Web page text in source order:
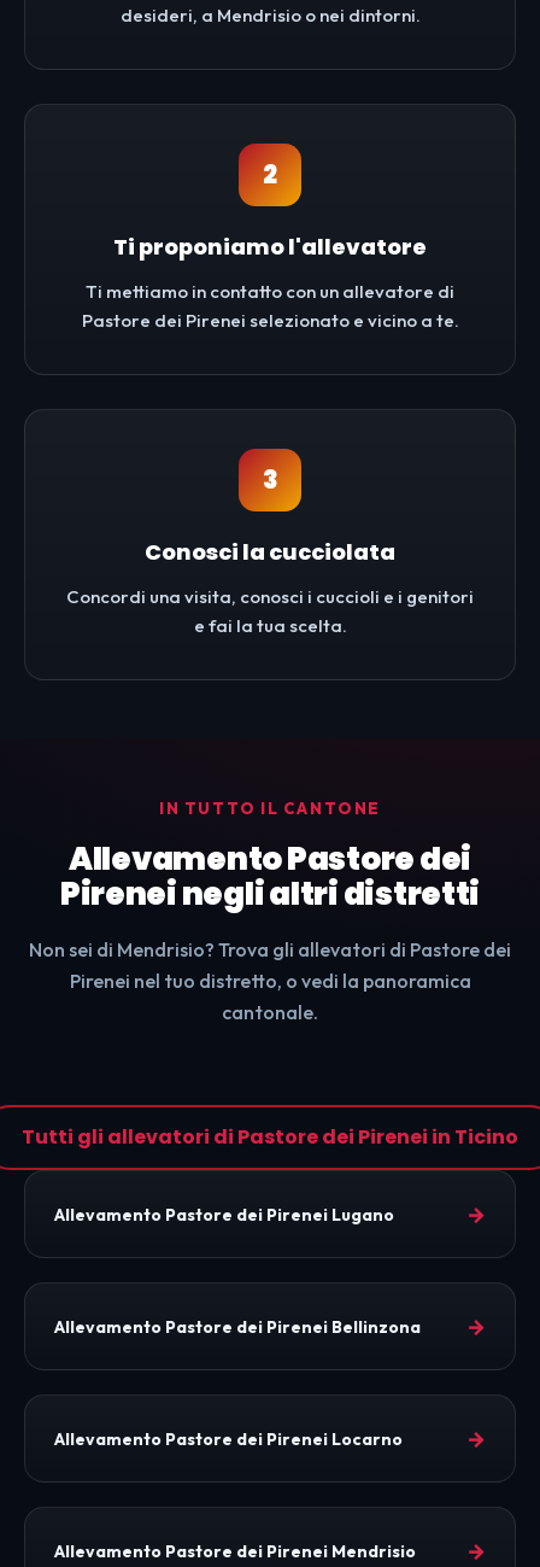
desideri, a Mendrisio o nei dintorni.
2
Ti proponiamo l'allevatore
Ti mettiamo in contatto con un allevatore di
Pastore dei Pirenei selezionato e vicino a te.
3
Conosci la cucciolata
Concordi una visita, conosci i cuccioli e i genitori
e fai la tua scelta.
IN TUTTO IL CANTONE
Allevamento Pastore dei
Pirenei negli altri distretti
Non sei di Mendrisio? Trova gli allevatori di Pastore dei
Pirenei nel tuo distretto, o vedi la panoramica
cantonale.
Tutti gli allevatori di Pastore dei Pirenei in Ticino
Allevamento Pastore dei Pirenei Lugano →
Allevamento Pastore dei Pirenei Bellinzona →
Allevamento Pastore dei Pirenei Locarno →
Allevamento Pastore dei Pirenei Mendrisio →